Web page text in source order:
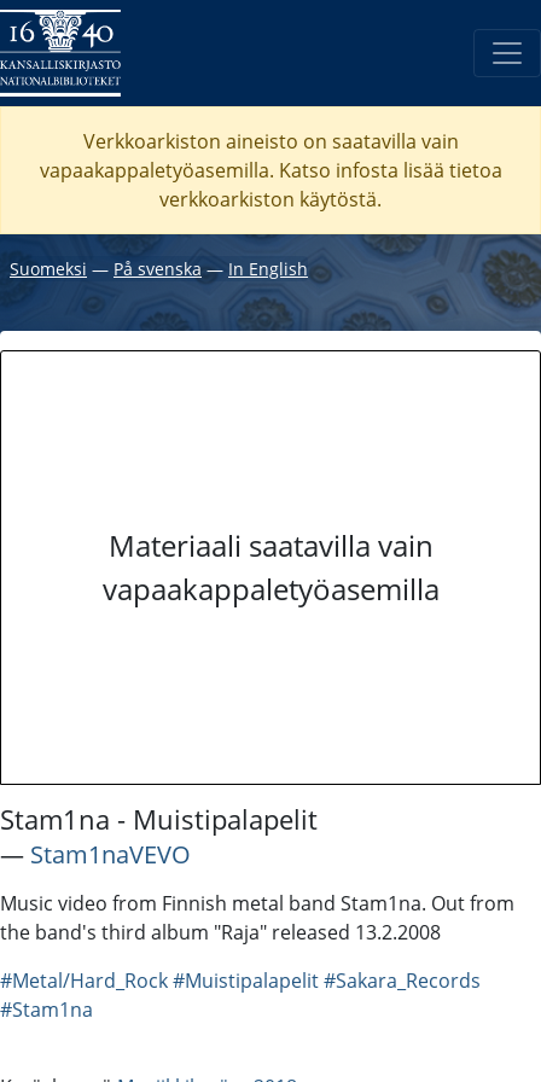
Verkkoarkiston aineisto on saatavilla vain
vapaakappaletyöasemilla. Katso infosta lisää tietoa
verkkoarkiston käytöstä.
Suomeksi ― På svenska― In English
Materiaali saatavilla vain
vapaakappaletyöasemilla
Stam1na - Muistipalapelit
― Stam1naVEVO
Music video from Finnish metal band Stam1na. Out from
the band's third album "Raja" released 13.2.2008
#Metal/Hard_Rock#Muistipalapelit#Sakara_Records
#Stam1na